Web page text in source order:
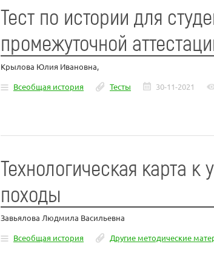
Тест по истории для
промежуточной
Крылова Юлия Ивановна,
Всеобщая история
Тесты 30-11-2021
Технологическая карта
походы
Завьялова Людмила Васильевна
Всеобщая история
Другие методические